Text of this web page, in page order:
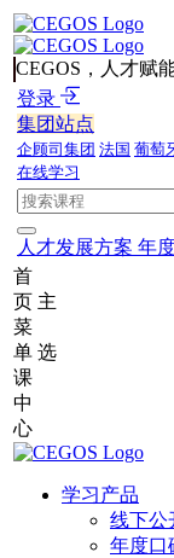
CEGOS，人才赋
登录
集团站点
企顾司集团 法国 葡萄
在线学习
人才发展方案 年
首
页 主
菜
单 选
课
中
心
学习产品
线下公
年度口